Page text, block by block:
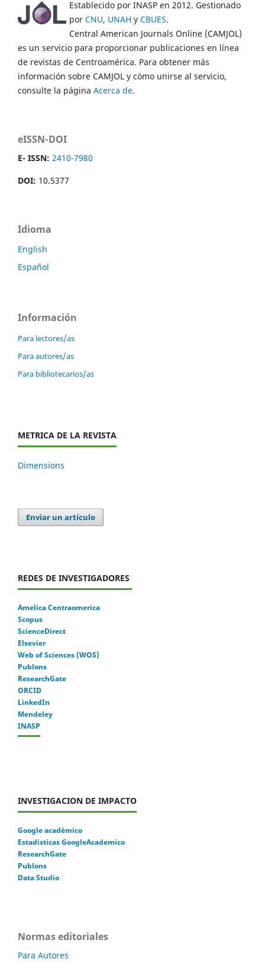
Establecido por INASP en 2012. Gestionado
por CNU, UNAH y CBUES.
Central American Journals Online (CAMJOL)
es un servicio para proporcionar publicaciones en línea
de revistas de Centroamérica. Para obtener más
información sobre CAMJOL y cómo unirse al servicio,
consulte la página Acerca de.
eISSN-DOI
E- ISSN: 2410-7980
DOI: 10.5377
Idioma
English
Español
Información
Para lectores/as
Para autores/as
Para bibliotecarios/as
METRICA DE LA REVISTA
Dimensions
Enviar un artículo
REDES DE INVESTIGADORES
Amelica Centraomerica
Scopus
ScienceDirect
Elsevier
Web of Sciences (WOS)
Publons
ResearchGate
ORCID
LinkedIn
Mendeley
INASP
INVESTIGACION DE IMPACTO
Google acadèmico
Estadisticas GoogleAcademico
ResearchGate
Publons
Data Studio
Normas editoriales
Para Autores